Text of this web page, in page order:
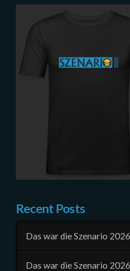
Recent Posts
Das war die Szenario
Das war die Szenario 2026